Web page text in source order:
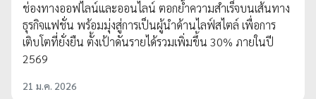
ช่องทางออฟไลน์และออนไลน์ ตอกย้ำความสำเร็จบนเส้นทาง
ธุรกิจแฟชั่น พร้อมมุ่งสู่การเป็นผู้นำด้านไลฟ์สไตล์ เพื่อการ
เติบโตที่ยั่งยืน ตั้งเป้าดันรายได้รวมเพิ่มขึ้น 30% ภายในปี
2569
21 ม.ค. 2026